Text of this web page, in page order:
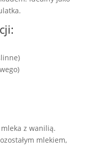
z wanilią.
mlekiem,